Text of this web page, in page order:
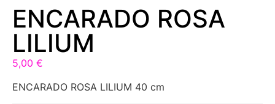
ENCARADO ROSA
LILIUM
5,00 €
ENCARADO ROSA LILIUM 40 cm